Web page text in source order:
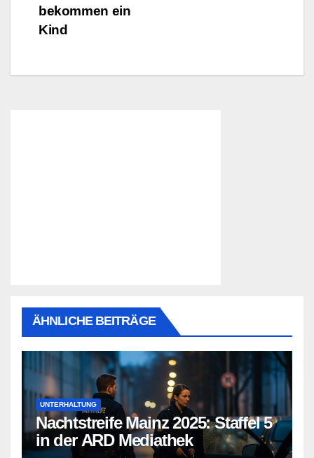
bekommen ein
Kind
ÄHNLICHE BEITRÄGE
UNTERHALTUNG
Nachtstreife Mainz 2025: Staffel 5
in der ARD Mediathek